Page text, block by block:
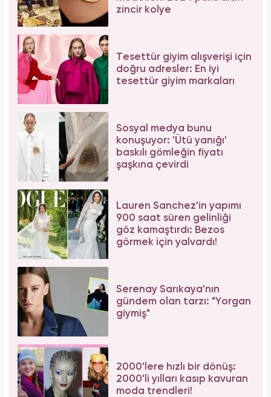
zincir kolye
Tesettür giyim alışverişi için
doğru adresler: En iyi
tesettür giyim markaları
Sosyal medya bunu
konuşuyor: 'Ütü yanığı'
baskılı gömleğin fiyatı
şaşkına çevirdi
Lauren Sanchez'in yapımı
900 saat süren gelinliği
göz kamaştırdı: Bezos
görmek için yalvardı!
Serenay Sarıkaya'nın
gündem olan tarzı: "Yorgan
giymiş"
2000'lere hızlı bir dönüş:
2000'li yılları kasıp kavuran
moda trendleri!